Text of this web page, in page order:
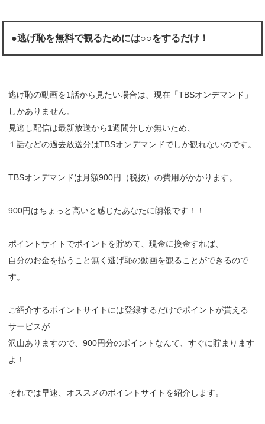
●逃げ恥を無料で観るためには○○をするだけ！
逃げ恥の動画を1話から見たい場合は、現在「TBSオンデマンド」
しかありません。
見逃し配信は最新放送から1週間分しか無いため、
１話などの過去放送分はTBSオンデマンドでしか観れないのです。
TBSオンデマンドは月額900円（税抜）の費用がかかります。
900円はちょっと高いと感じたあなたに朗報です！！
ポイントサイトでポイントを貯めて、現金に換金すれば、
自分のお金を払うこと無く逃げ恥の動画を観ることができるので
す。
ご紹介するポイントサイトには登録するだけでポイントが貰える
サービスが
沢山ありますので、900円分のポイントなんて、すぐに貯まります
よ！
それでは早速、オススメのポイントサイトを紹介します。